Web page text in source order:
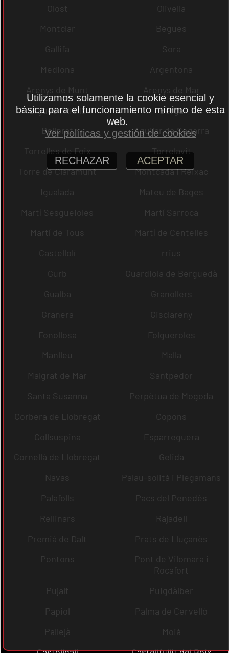
Olost
Olivella
Montclar
Begues
Gallifa
Sora
Mediona
Argentona
Arenys de Munt
Arenys de Mar
Bigues i Riells
Berga
Bellprat
Aguilar de Segarra
Torrelles de Foix
Torrelavit
Torre de Claramunt
Montcada i Reixac
Igualada
Mateu de Bages
Martí Sesgueioles
Martí Sarroca
Martí de Tous
Martí de Centelles
Castellolí
rrius
Gurb
Guardiola de Berguedà
Gualba
Granollers
Granera
Gisclareny
Fonollosa
Folgueroles
Manlleu
Malla
Malgrat de Mar
Santpedor
Santa Susanna
Perpètua de Mogoda
Corbera de Llobregat
Copons
Collsuspina
Esparreguera
Cornellà de Llobregat
Gelida
Navas
Palau-solità i Plegamans
Palafolls
Pacs del Penedès
Rellinars
Rajadell
Premià de Dalt
Prats de Lluçanès
Pontons
Pont de Vilomara i
Rocafort
Pujalt
Puigdàlber
Papiol
Palma de Cervelló
Pallejà
Moià
Utilizamos solamente la cookie esencial y
básica para el funcionamiento mínimo de esta
web.
Ver políticas y gestión de cookies
RECHAZAR ACEPTAR